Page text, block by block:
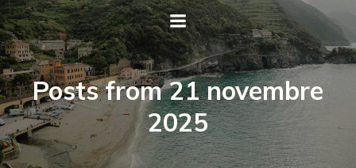
Posts from 21 novembre
2025